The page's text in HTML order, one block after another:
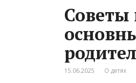
Советы
15.06.2025 О детях